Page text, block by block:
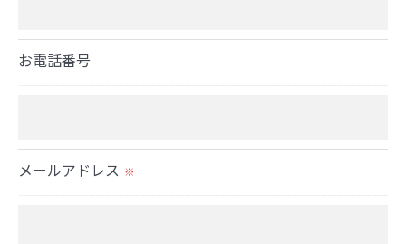
これらの委託先に対しては個人情報保護契約等の措
置をとり、適切な監督を行います。
当社では、個人情報の漏洩等がなされないよう、適
切に安全管理対策を実施します。
お電話番号
メールアドレス ※